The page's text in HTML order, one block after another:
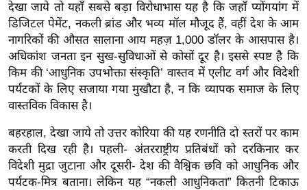
व
र्ल्ड
न्यू
ज
ब्री
फ
म
नो
रं
ज
देखा जाये तो यहाँ सबसे बड़ा विरोधाभास यह है कि जहाँ प्योंगयांग में
डिजिटल पेमेंट, नकली ब्रांड और भव्य मॉल मौजूद हैं, वहीं देश के आम
नागरिकों की औसत सालाना आय महज़ 1,000 डॉलर के आसपास है।
अधिकांश जनता इन सुख-सुविधाओं से कोसों दूर है। इससे स्पष्ट है कि
किम की ‘आधुनिक उपभोक्ता संस्कृति’ वास्तव में एलीट वर्ग और विदेशी
पर्यटकों के लिए सजाया गया मुखौटा है, न कि व्यापक समाज के लिए
वास्तविक विकास है।
बहरहाल, देखा जाये तो उत्तर कोरिया की यह रणनीति दो स्तरों पर काम
करती दिख रही है। पहली- अंतरराष्ट्रीय प्रतिबंधों को दरकिनार कर
विदेशी मुद्रा जुटाना और दूसरी- देश की वैश्विक छवि को आधुनिक और
पर्यटक-मित्र बताना। लेकिन यह “नकली आधुनिकता” कितनी टिकाऊ